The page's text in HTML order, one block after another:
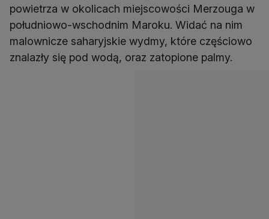
powietrza w okolicach miejscowości Merzouga w
południowo-wschodnim Maroku. Widać na nim
malownicze saharyjskie wydmy, które częściowo
znalazły się pod wodą, oraz zatopione palmy.